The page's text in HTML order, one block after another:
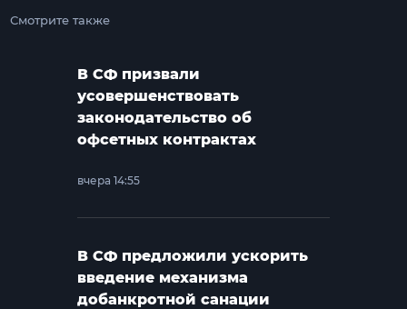
Смотрите также
В СФ призвали
усовершенствовать
законодательство об
офсетных контрактах
вчера 14:55
В СФ предложили ускорить
введение механизма
добанкротной санации